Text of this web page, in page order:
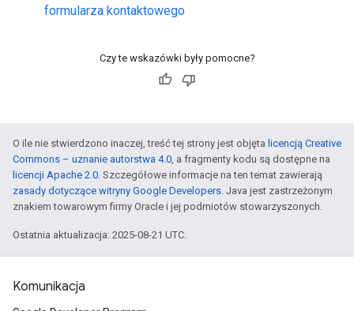
formularza kontaktowego
Czy te wskazówki były pomocne?
O ile nie stwierdzono inaczej, treść tej strony jest objęta licencją Creative
Commons – uznanie autorstwa 4.0 , a fragmenty kodu są dostępne na
licencji Apache 2.0 . Szczegółowe informacje na ten temat zawierają
zasady dotyczące witryny Google Developers . Java jest zastrzeżonym
znakiem towarowym firmy Oracle i jej podmiotów stowarzyszonych.
Ostatnia aktualizacja: 2025-08-21 UTC.
Komunikacja